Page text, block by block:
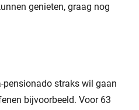
genieten, graag nog
pensionado straks wil gaan
bijvoorbeeld. Voor 63